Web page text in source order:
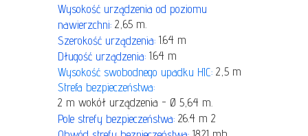
Wysokość urządzenia od poziomu
nawierzchni: 2,65 m.
Szerokość urządzenia: 1.64 m
Długość urządzenia: 1.64 m
Wysokość swobodnego upadku HIC: 2,5 m
Strefa bezpieczeństwa:
2 m wokół urządzenia - Ø 5,64 m.
Pole strefy bezpieczeństwa: 26.4 m 2